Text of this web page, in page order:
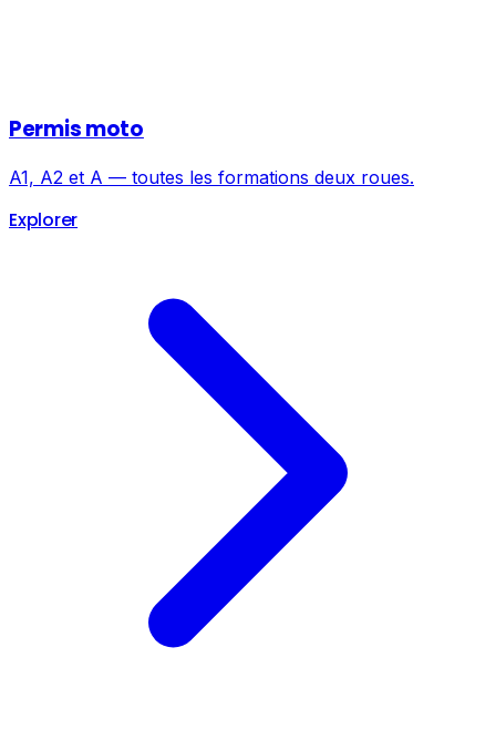
Permis moto
A1, A2 et A — toutes les formations deux roues.
Explorer